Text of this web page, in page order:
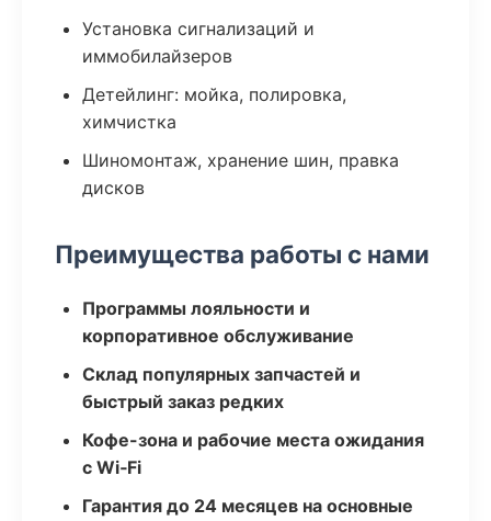
Установка сигнализаций и
иммобилайзеров
Детейлинг: мойка, полировка,
химчистка
Шиномонтаж, хранение шин, правка
дисков
Преимущества работы с нами
Программы лояльности и
корпоративное обслуживание
Склад популярных запчастей и
быстрый заказ редких
Кофе-зона и рабочие места ожидания
с Wi‑Fi
Гарантия до 24 месяцев на основные